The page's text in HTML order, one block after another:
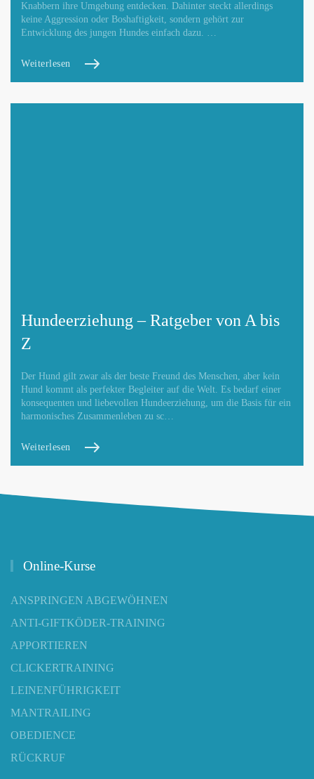
Knabbern ihre Umgebung entdecken. Dahinter steckt allerdings
keine Aggression oder Boshaftigkeit, sondern gehört zur
Entwicklung des jungen Hundes einfach dazu. …
Weiterlesen
Hundeerziehung – Ratgeber von A bis
Z
Der Hund gilt zwar als der beste Freund des Menschen, aber kein
Hund kommt als perfekter Begleiter auf die Welt. Es bedarf einer
konsequenten und liebevollen Hundeerziehung, um die Basis für ein
harmonisches Zusammenleben zu sc…
Weiterlesen
Online-Kurse
ANSPRINGEN ABGEWÖHNEN
ANTI-GIFTKÖDER-TRAINING
APPORTIEREN
CLICKERTRAINING
LEINENFÜHRIGKEIT
MANTRAILING
OBEDIENCE
RÜCKRUF